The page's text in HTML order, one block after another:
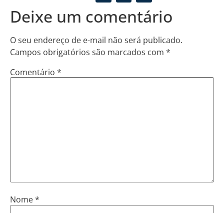
Deixe um comentário
O seu endereço de e-mail não será publicado.
Campos obrigatórios são marcados com *
Comentário *
Nome*